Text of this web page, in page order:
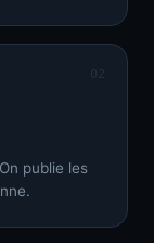
02
publie les